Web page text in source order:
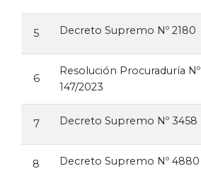
5 Decreto Supremo Nº 2180
6
Resolución Procuraduría Nº
147/2023
7 Decreto Supremo Nº 3458
8 Decreto Supremo Nº 4880